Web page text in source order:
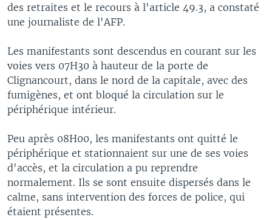
des retraites et le recours à l'article 49.3, a constaté
une journaliste de l'AFP.
Les manifestants sont descendus en courant sur les
voies vers 07H30 à hauteur de la porte de
Clignancourt, dans le nord de la capitale, avec des
fumigènes, et ont bloqué la circulation sur le
périphérique intérieur.
Peu après 08H00, les manifestants ont quitté le
périphérique et stationnaient sur une de ses voies
d'accès, et la circulation a pu reprendre
normalement. Ils se sont ensuite dispersés dans le
calme, sans intervention des forces de police, qui
étaient présentes.